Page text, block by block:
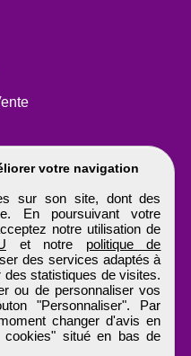
votre navigation
sur son site, dont des
En poursuivant votre
notre utilisation de
et notre politique de
des services adaptés à
statistiques de visites.
ou de personnaliser vos
"Personnaliser". Par
changer d'avis en
cookies" situé en bas de